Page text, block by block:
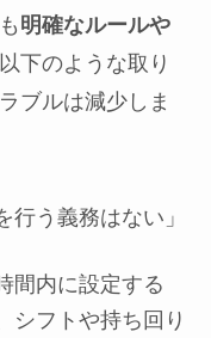
明確なルールや
下のような取り
ブルは減少しま
う義務はない」
間内に設定する
シフトや持ち回り